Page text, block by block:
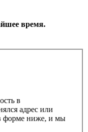
время.
в
адрес или
форме ниже, и мы